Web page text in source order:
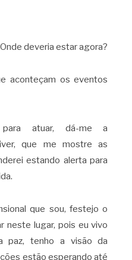
deveria estar agora?
aconteçam os eventos
atuar, dá-me a
que me mostre as
estando alerta para
que sou, festejo o
neste lugar, pois eu vivo
paz, tenho a visão da
estão esperando até